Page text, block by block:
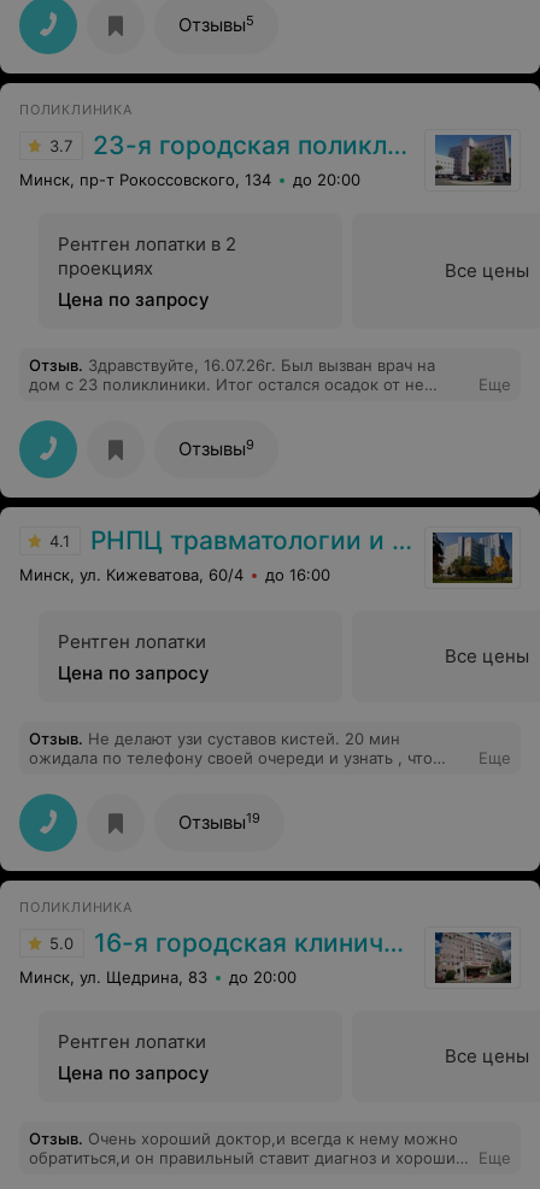
Отзывы5
ПОЛИКЛИНИКА
3.7 23-я городская поликлиника
Минск, пр-т Рокоссовского, 134 до 20:00
Рентген лопатки в 2
проекциях
Цена по запросу
Все цены
Отзыв. Здравствуйте, 16.07.26г. Был вызван врач на
дом с 23 поликлиники. Итог остался осадок от не
курении, получив ответ «нет», сказал «очень зря!».
После осмотра и спросил, принимаете что-то , я
решила показать. Так как мы закрыли собаку на кухне,
чтоб не мешала работе врача, выбежала собачка. Врач
«ой какой песик», муж вывел собаку из комнаты, чтоб
каких лекарств не прописал, чтоб облегчить
заложенность. Уходя сказал «вас бы по хорошему
избить, за плохое обращения с животными». Мы
Еще
Отзывы9
4.1 РНПЦ травматологии и ортопедии
Минск, ул. Кижеватова, 60/4 до 16:00
Рентген лопатки
Цена по запросу
Все цены
Отзыв. Не делают узи суставов кистей. 20 мин
ожидала по телефону своей очереди и узнать , что
Еще
Отзывы19
ПОЛИКЛИНИКА
5.0 16-я городская клиническая поликлиника
Минск, ул. Щедрина, 83 до 20:00
Рентген лопатки
Цена по запросу
Все цены
Отзыв. Очень хороший доктор,и всегда к нему можно
обратиться,и он правильный ставит диагноз и хорошие
Еще